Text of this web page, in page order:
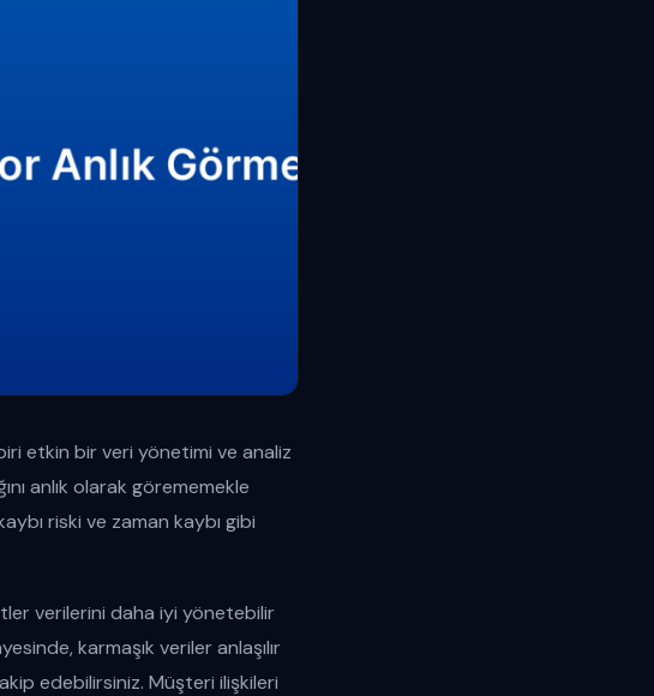
etkin bir veri yönetimi ve analiz
anlık olarak görememekle
riski ve zaman kaybı gibi
verilerini daha iyi yönetebilir
karmaşık veriler anlaşılır
edebilirsiniz. Müşteri ilişkileri